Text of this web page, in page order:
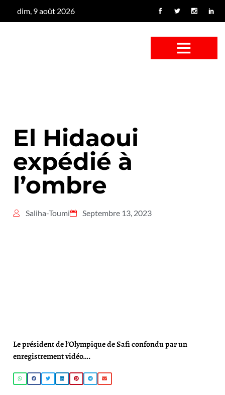
dim, 9 août 2026
El Hidaoui
expédié à
l’ombre
Saliha-Toumi Septembre 13, 2023
Le président de l’Olympique de Safi confondu par un
enregistrement vidéo….